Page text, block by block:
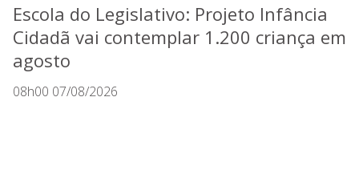
Escola do Legislativo: Projeto Infância
Cidadã vai contemplar 1.200 criança em
agosto
08h00 07/08/2026